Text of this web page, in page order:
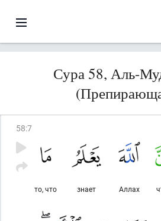
Сура 58, Аль-
58:7
Аллах
знает
то, что